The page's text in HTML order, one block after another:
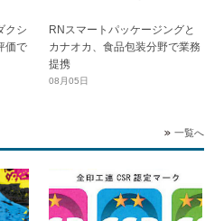
クシ
価で
RNスマートパッケージングと
カナオカ、食品包装分野で業務
提携
08月05日
一覧へ